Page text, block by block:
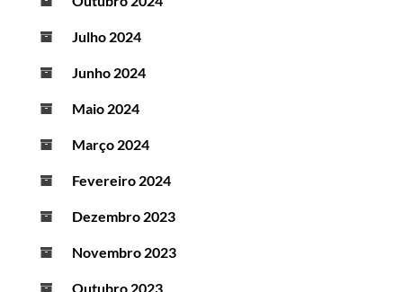
Julho 2024
Junho 2024
Maio 2024
Março 2024
Fevereiro 2024
Dezembro 2023
Novembro 2023
Outubro 2023